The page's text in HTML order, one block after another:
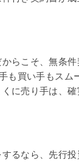
らこそ、無条
も買い手もスム
に売り手は、
るなら、先行